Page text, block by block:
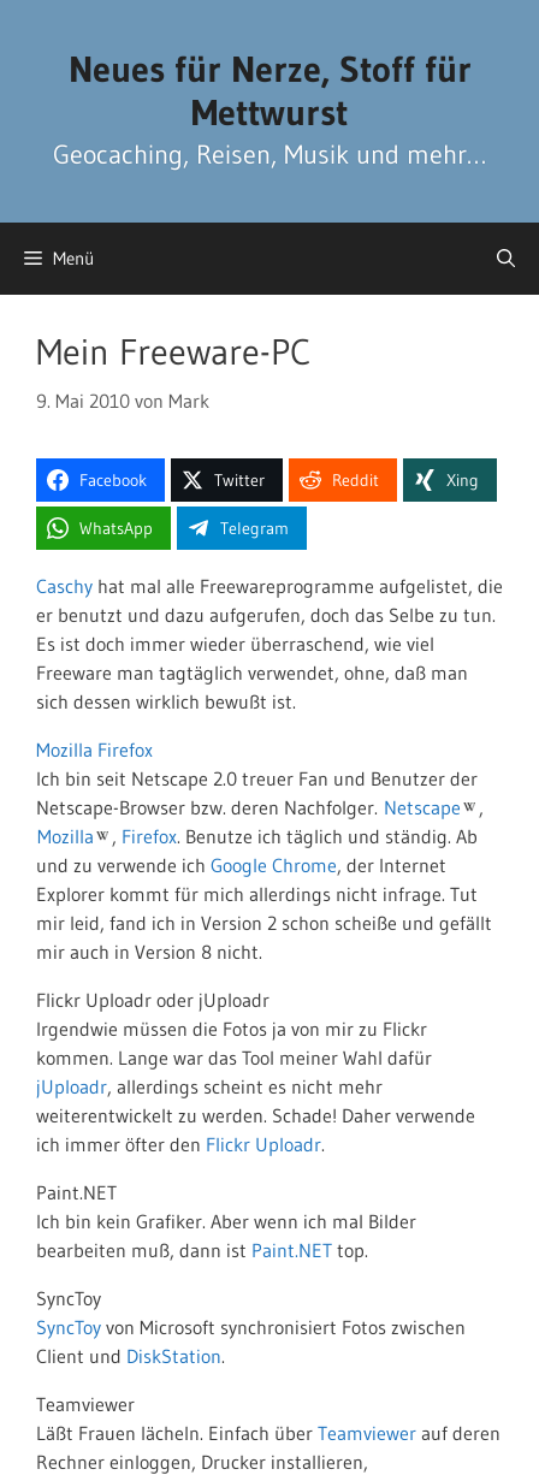
Neues für Nerze, Stoff für
Mettwurst
Geocaching, Reisen, Musik und mehr…
Menü
Mein Freeware-PC
9. Mai 2010 von Mark
Facebook Twitter Reddit Xing
WhatsApp Telegram
Caschy hat mal alle Freewareprogramme aufgelistet, die
er benutzt und dazu aufgerufen, doch das Selbe zu tun.
Es ist doch immer wieder überraschend, wie viel
Freeware man tagtäglich verwendet, ohne, daß man
sich dessen wirklich bewußt ist.
Mozilla Firefox
Ich bin seit Netscape 2.0 treuer Fan und Benutzer der
Netscape-Browser bzw. deren Nachfolger. Netscape
,
Mozilla
, Firefox. Benutze ich täglich und ständig. Ab
und zu verwende ich Google Chrome, der Internet
Explorer kommt für mich allerdings nicht infrage. Tut
mir leid, fand ich in Version 2 schon scheiße und gefällt
mir auch in Version 8 nicht.
Flickr Uploadr oder jUploadr
Irgendwie müssen die Fotos ja von mir zu Flickr
kommen. Lange war das Tool meiner Wahl dafür
jUploadr, allerdings scheint es nicht mehr
weiterentwickelt zu werden. Schade! Daher verwende
ich immer öfter den Flickr Uploadr.
Paint.NET
Ich bin kein Grafiker. Aber wenn ich mal Bilder
bearbeiten muß, dann ist Paint.NET top.
SyncToy
SyncToy von Microsoft synchronisiert Fotos zwischen
Client und DiskStation.
Teamviewer
Läßt Frauen lächeln. Einfach über Teamviewer auf deren
Rechner einloggen, Drucker installieren,